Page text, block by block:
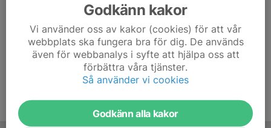
Godkänn kakor
Vi använder oss av kakor (cookies) för att vår
webbplats ska fungera bra för dig. De används
även för webbanalys i syfte att hjälpa oss att
förbättra våra tjänster.
Så använder vi cookies
Godkänn alla kakor